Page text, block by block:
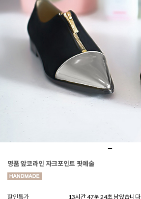
명품 앞코라인 자크포인트 핏예술
할인특가
13시간 47분 21초 남았습니다